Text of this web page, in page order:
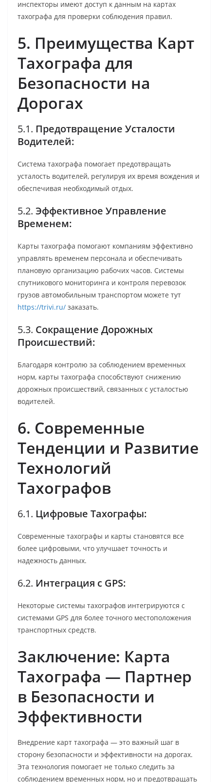
инспекторы имеют доступ к данным на картах
тахографа для проверки соблюдения правил.
5. Преимущества Карт
Тахографа для
Безопасности на
Дорогах
5.1. Предотвращение Усталости
Водителей:
Система тахографа помогает предотвращать
усталость водителей, регулируя их время вождения и
обеспечивая необходимый отдых.
5.2. Эффективное Управление
Временем:
Карты тахографа помогают компаниям эффективно
управлять временем персонала и обеспечивать
плановую организацию рабочих часов. Системы
спутникового мониторинга и контроля перевозок
грузов автомобильным транспортом можете тут
https://trivi.ru/ заказать.
5.3. Сокращение Дорожных
Происшествий:
Благодаря контролю за соблюдением временных
норм, карты тахографа способствуют снижению
дорожных происшествий, связанных с усталостью
водителей.
6. Современные
Тенденции и Развитие
Технологий
Тахографов
6.1. Цифровые Тахографы:
Современные тахографы и карты становятся все
более цифровыми, что улучшает точность и
надежность данных.
6.2. Интеграция с GPS:
Некоторые системы тахографов интегрируются с
системами GPS для более точного местоположения
транспортных средств.
Заключение: Карта
Тахографа — Партнер
в Безопасности и
Эффективности
Внедрение карт тахографа — это важный шаг в
сторону безопасности и эффективности на дорогах.
Эта технология помогает не только следить за
соблюдением временных норм, но и предотвращать